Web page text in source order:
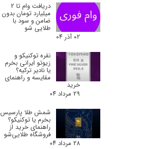
دریافت وام تا 2
میلیارد تومان بدون
ضامن و سود با
طلایی شو
۰۲ آذر ۰۴
نقره توکنیکو و
زیوتو ایرانی بخرم
یا نادیر ترکیه؟
مقایسه و راهنمای
خرید
۲۹ مرداد ۰۴
شمش طلا پارسیس
بخرم یا توکنیکو؟
راهنمای خرید از
فروشگاه طلایی‌شو
۲۸ مرداد ۰۴